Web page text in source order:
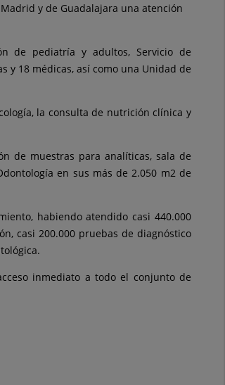
y de Guadalajara una atención
de pediatría y adultos, Servicio de
y 18 médicas, así como una Unidad de
la consulta de nutrición clínica y
de muestras para analíticas, sala de
en sus más de 2.050 m2 de
habiendo atendido casi 440.000
casi 200.000 pruebas de diagnóstico
inmediato a todo el conjunto de